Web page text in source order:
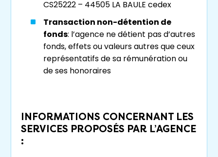
négociation des modalités duviager à la
Roche-sur-Yon, en vous expliquant les
différentes options possibles et en vous
aidant à trouver le juste équilibre entre votre
bouquetet votrerentemensuelle. Nous
veillons à ce que les termes du contrat
N’hésitez pas à nous contacter dès à présent
pour en savoir plus sur nos services et nous
CS25222 – 44505 LA BAULE cedex
Transaction non-détention de
fonds: l’agence ne détient pas d’autres
fonds, effets ou valeurs autres que ceux
représentatifs de sa rémunération ou
de ses honoraires
INFORMATIONS CONCERNANT LES
SERVICES PROPOSÉS PAR L’AGENCE
: